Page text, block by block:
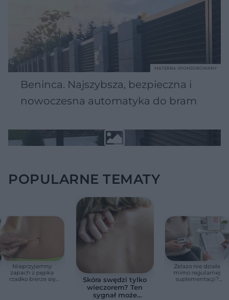
Beninca. Najszybsza, bezpieczna i
nowoczesna automatyka do bram
MATERIAŁ SPONSOROWANY
POPULARNE TEMATY
Nieprzyjemny
zapach z pępka
rzadko bierze się
Skóra swędzi tylko
wieczorem? Ten
sygnał może
Żelazo nie działa
mimo regularnej
suplementacji?